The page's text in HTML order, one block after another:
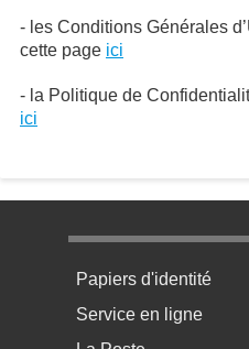
- les Conditions Générales
cette page ici
- la Politique de
ici
Menu pratique bas
Papiers d'identité
Service en ligne